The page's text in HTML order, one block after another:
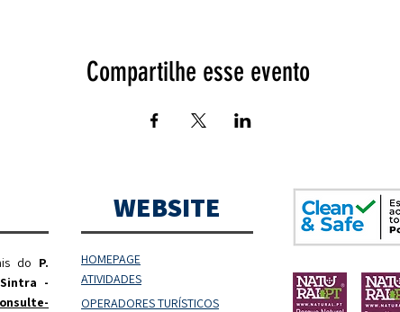
Compartilhe esse evento
do P.
-
WEBSITE
HOMEPAGE
ATIVIDADES
OPERADORESTURÍSTICOS